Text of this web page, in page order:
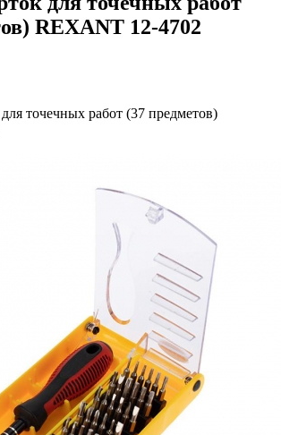
REXANT 12-4702
точечных работ (37 предметов)